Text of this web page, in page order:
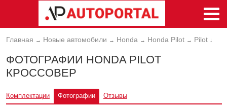
Главная → Новые автомобили → Honda → Honda Pilot → Pilot ↓
ФОТОГРАФИИ HONDA PILOT
КРОССОВЕР
Комплектации Фотографии Отзывы